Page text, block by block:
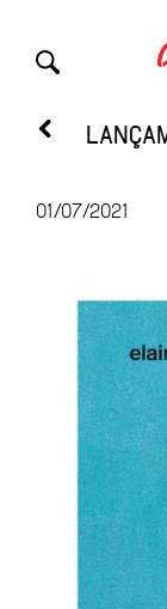
01/07/2021